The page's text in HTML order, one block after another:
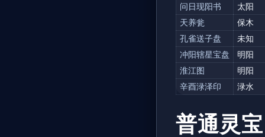
问日现阳书
太阳
天养瓮
保木
孔雀送子盘
未知
冲阳辖星宝盘
明阳
淮江图
明阳
辛酉渌泽印
渌水
普通灵